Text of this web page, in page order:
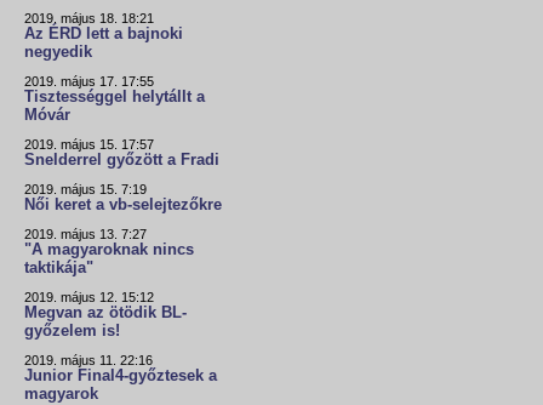
2019. május 18. 18:21
Az ÉRD lett a bajnoki
negyedik
2019. május 17. 17:55
Tisztességgel helytállt a
Móvár
2019. május 15. 17:57
Snelderrel győzött a Fradi
2019. május 15. 7:19
Női keret a vb-selejtezőkre
2019. május 13. 7:27
"A magyaroknak nincs
taktikája"
2019. május 12. 15:12
Megvan az ötödik BL-
győzelem is!
2019. május 11. 22:16
Junior Final4-győztesek a
magyarok